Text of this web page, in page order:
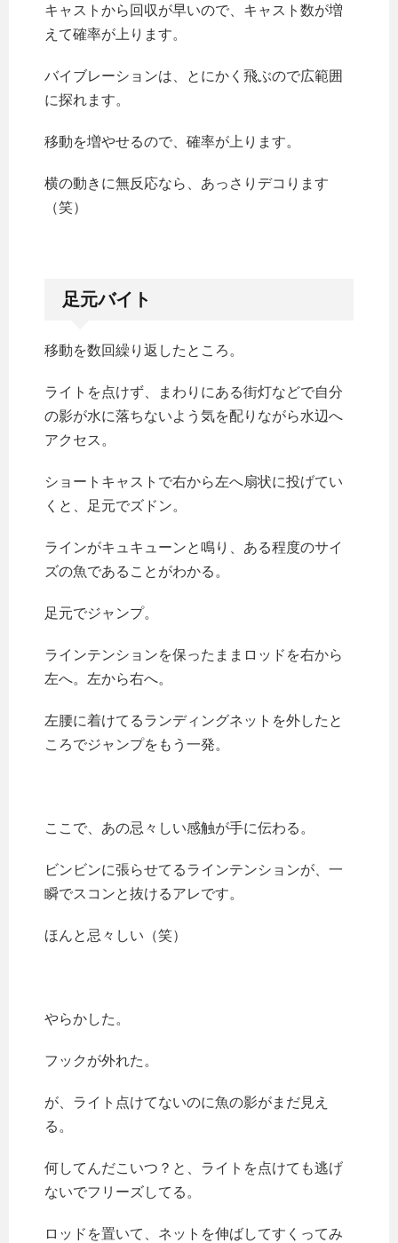
キャストから回収が早いので、キャスト数が増
えて確率が上ります。
バイブレーションは、とにかく飛ぶので広範囲
に探れます。
移動を増やせるので、確率が上ります。
横の動きに無反応なら、あっさりデコります
（笑）
足元バイト
移動を数回繰り返したところ。
ライトを点けず、まわりにある街灯などで自分
の影が水に落ちないよう気を配りながら水辺へ
アクセス。
ショートキャストで右から左へ扇状に投げてい
くと、足元でズドン。
ラインがキュキューンと鳴り、ある程度のサイ
ズの魚であることがわかる。
足元でジャンプ。
ラインテンションを保ったままロッドを右から
左へ。左から右へ。
左腰に着けてるランディングネットを外したと
ころでジャンプをもう一発。
ここで、あの忌々しい感触が手に伝わる。
ビンビンに張らせてるラインテンションが、一
瞬でスコンと抜けるアレです。
ほんと忌々しい（笑）
やらかした。
フックが外れた。
が、ライト点けてないのに魚の影がまだ見え
る。
何してんだこいつ？と、ライトを点けても逃げ
ないでフリーズしてる。
ロッドを置いて、ネットを伸ばしてすくってみ